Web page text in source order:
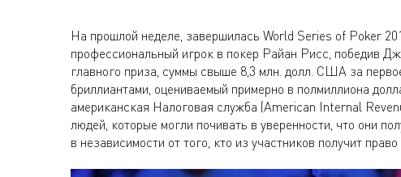
На прошлой неделе, завершилась World Series of Poker
профессиональный игрок в покер Райан Рисс, победив
главного приза, суммы свыше 8,3 млн. долл. США за
бриллиантами, оцениваемый примерно в полмиллиона
американская Налоговая служба (American Internal
людей, которые могли почивать в уверенности, что они
в независимости от того, кто из участников получит право